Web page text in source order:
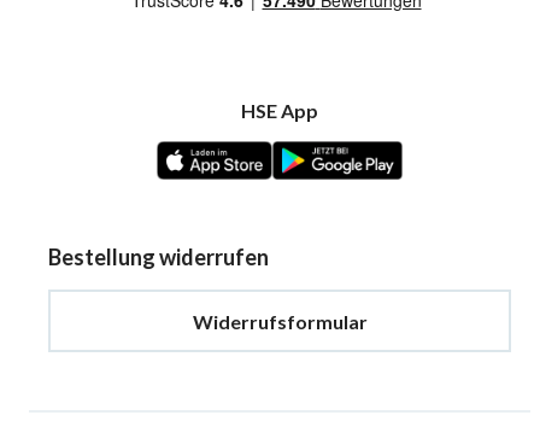
HSE App
Bestellung widerrufen
Widerrufsformular